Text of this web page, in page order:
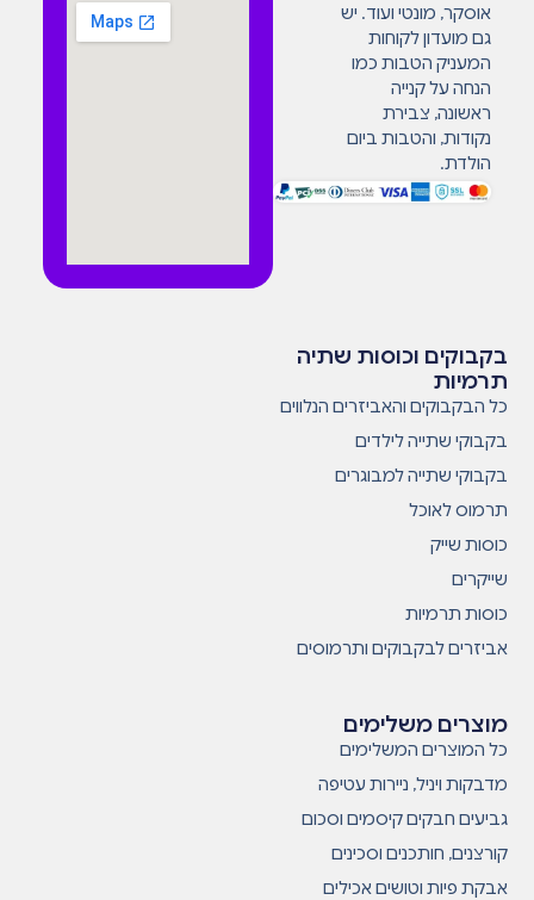
אוסקר, מונטי ועוד. יש
גם מועדון לקוחות
המעניק הטבות כמו
הנחה על קנייה
ראשונה, צבירת
נקודות, והטבות ביום
הולדת.
מוצרים משלימים
כל המוצרים המשלימים
מדבקות ויניל, ניירות עטיפה
גביעים חבקים קיסמים וסכום
קורצנים, חותכנים וסכינים
אבקת פיות וטושים אכילים
בקבוקים וכוסות שתיה
תרמיות
כל הבקבוקים והאביזרים הנלווים
בקבוקי שתייה לילדים
בקבוקי שתייה למבוגרים
תרמוס לאוכל
כוסות שייק
שייקרים
כוסות תרמיות
אביזרים לבקבוקים ותרמוסים